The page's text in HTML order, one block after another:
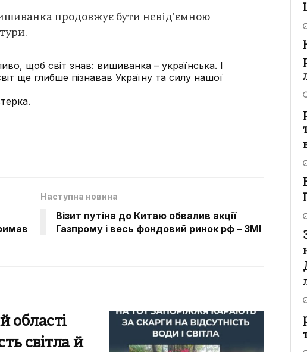
продовжує бути невідʼємною
щоб світ знав: вишиванка – українська. І
ще глибше пізнавав Україну та силу нашої
Наступна новина
Візит путіна до Китаю обвалив акції
Газпрому і весь фондовий ринок рф – ЗМІ
області
світла й